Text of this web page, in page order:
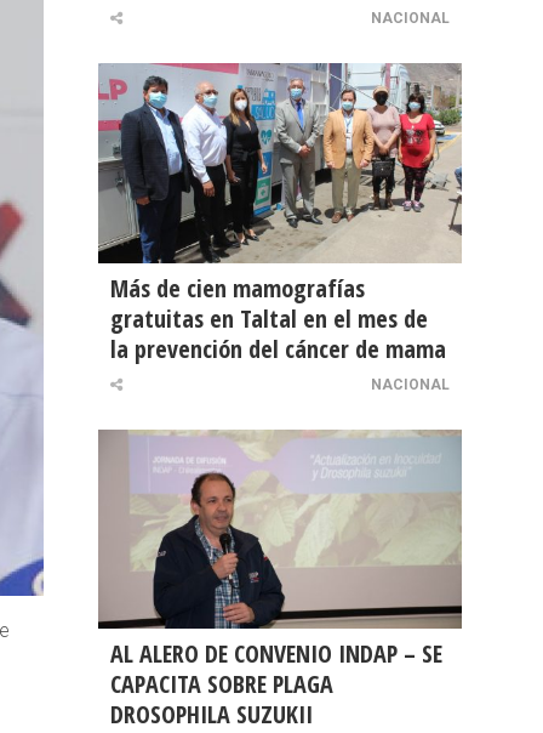
NACIONAL
Más de cien mamografías
gratuitas en Taltal en el mes de
la prevención del cáncer de mama
NACIONAL
AL ALERO DE CONVENIO INDAP – SE
CAPACITA SOBRE PLAGA
DROSOPHILA SUZUKII